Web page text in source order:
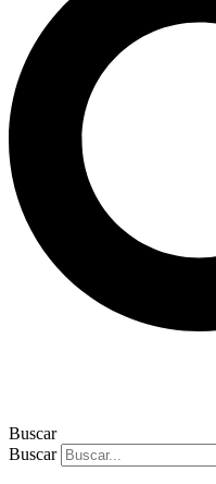
Buscar
Buscar